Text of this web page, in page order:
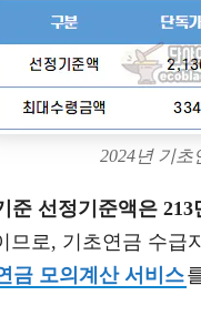
2024년 기초
준 선정기준액은 213
므로, 기초연금 수급
금 모의계산 서비스